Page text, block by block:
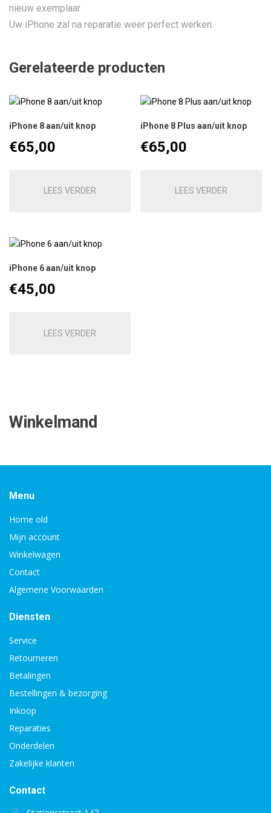
nieuw exemplaar
Uw iPhone zal na reparatie weer perfect werken.
Gerelateerde producten
iPhone 8 aan/uit knop
€65,00
LEES VERDER
iPhone 8 Plus aan/uit knop
€65,00
LEES VERDER
iPhone 6 aan/uit knop
€45,00
LEES VERDER
Winkelmand
Menu
Home old
Mijn account
Winkelwagen
Contact
Algemene Voorwaarden
Diensten
Service
Retourneren
Betalingen
Bestellingen & bezorging
Inkoop
Reparaties
Onderdelen
Zakelijke klanten
Contact